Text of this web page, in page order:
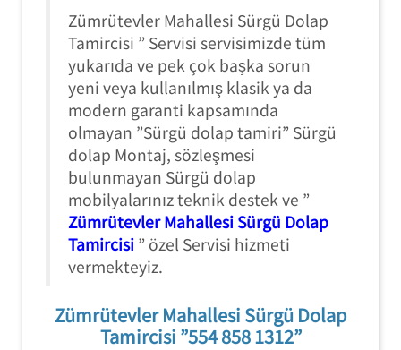
Zümrütevler Mahallesi Sürgü Dolap
Tamircisi ” Servisi servisimizde tüm
yukarıda ve pek çok başka sorun
yeni veya kullanılmış klasik ya da
modern garanti kapsamında
olmayan ”Sürgü dolap tamiri” Sürgü
dolap Montaj, sözleşmesi
bulunmayan Sürgü dolap
mobilyalarınız teknik destek ve ”
Zümrütevler Mahallesi Sürgü Dolap
Tamircisi ” özel Servisi hizmeti
vermekteyiz.
Zümrütevler Mahallesi Sürgü Dolap
Tamircisi ”554 858 1312”